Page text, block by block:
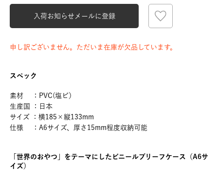
入荷お知らせメールに登録
申し訳ございません。ただいま在庫が欠品しています。
スペック
素材 ：PVC(塩ビ）
生産国 ：日本
サイズ ：横185×縦133mm
仕様 ：A6サイズ、厚さ15mm程度収納可能
「世界のおやつ」をテーマにしたビニールブリーフケース（A6サ
イズ）